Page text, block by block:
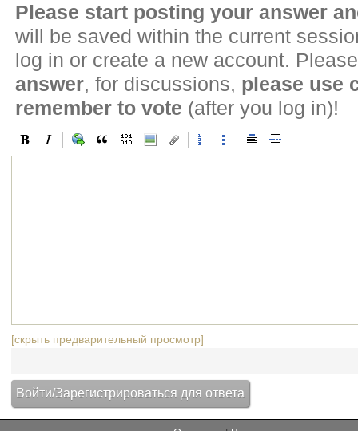
Please start posting your answer
will be saved within the current
log in or create a new account.
answer, for discussions, please use
remember to vote (after you log in)!
[скрыть предварительный просмотр]